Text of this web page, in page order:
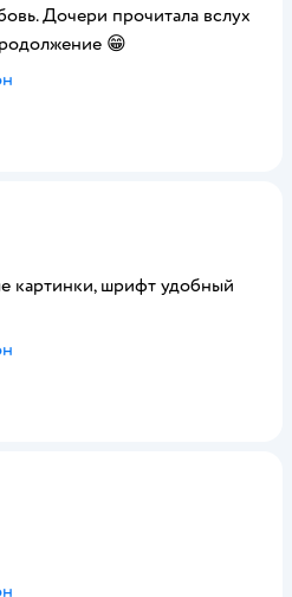
Дочери прочитала вслух
😁
картинки, шрифт удобный